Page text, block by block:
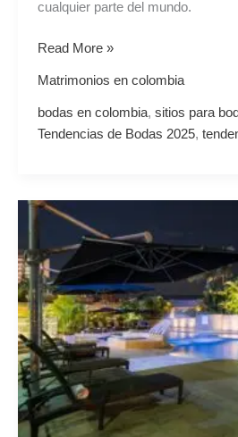
cualquier parte del mundo.
Read More »
Matrimonios en colombia
bodas en colombia, sitios para
Tendencias de Bodas 2025,
¿Cómo
el
lugar
para
casarme
en
Colombia?